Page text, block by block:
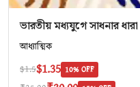
ভারতীয় মধ্যযুগে সাধনার ধারা
আধ্যাত্মিক
$1.5$1.35 10% OFF